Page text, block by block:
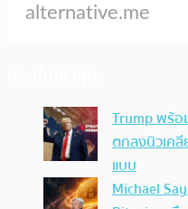
Trump พร้อ
ตกลงนิวเค
แบบ
Michael